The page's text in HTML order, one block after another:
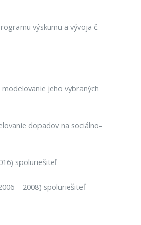
výskumu a vývoja č.
jeho vybraných
dopadov na sociálno-
spoluriešiteľ
– 2008) spoluriešiteľ